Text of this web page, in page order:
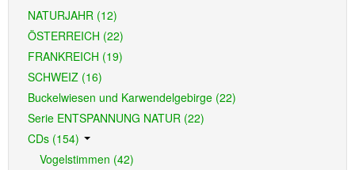
NATURJAHR (12)
ÖSTERREICH (22)
FRANKREICH (19)
SCHWEIZ (16)
Buckelwiesen und Karwendelgebirge (22)
Serie ENTSPANNUNG NATUR (22)
CDs (154)
Vogelstimmen (42)